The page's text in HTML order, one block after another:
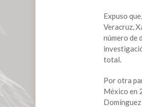
Expuso
Veracruz,
número de
total.
Por otra
México en